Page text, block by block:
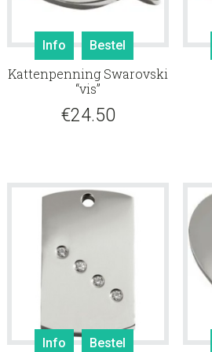
Info Bestel
Kattenpenning Swarovski
“vis”
€24.50
Info Bestel